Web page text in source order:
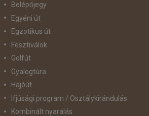
Belépőjegy
Egyéni út
Egzotikus út
Fesztiválok
Golfút
Gyalogtúra
Hajóút
Ifjúsági program / Osztálykirándulás
Kombinált nyaralás